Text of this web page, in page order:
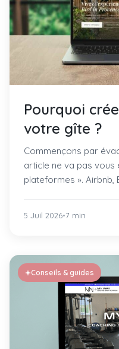
Pourquoi
votre gîte ?
Commençons par
article ne va pas vous
plateformes ». Airbnb,
5 Juil 2026•7 min
Conseils & guides